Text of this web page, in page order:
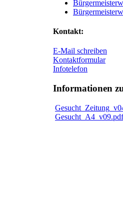
Kontakt:
E-Mail schreiben
Kontaktformular
Infotelefon
Informationen
Gesucht_A4_v09.pdf